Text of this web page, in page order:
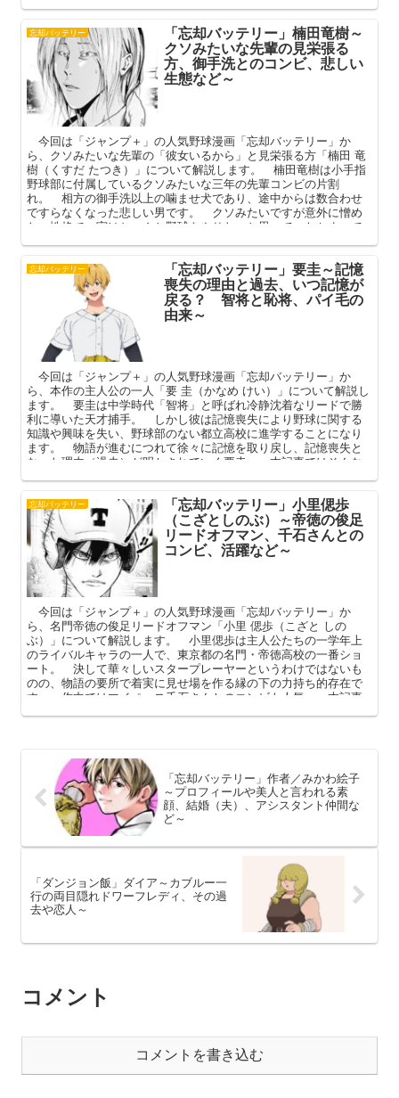
忘却バッテリー 「忘却バッテリー」楠田竜樹～
クソみたいな先輩の見栄張る
方、御手洗とのコンビ、悲しい
生態など～
今回は「ジャンプ＋」の人気野球漫画「忘却バッテリー」か
ら、クソみたいな先輩の「彼女いるから」と見栄張る方「楠田 竜
樹（くすだ たつき）」について解説します。 楠田竜樹は小手指
野球部に付属しているクソみたいな三年の先輩コンビの片割
れ。 相方の御手洗以上の噛ませ犬であり、途中からは数合わせ
ですらなくなった悲しい男です。 クソみたいですが意外に憎め
ない性格で、実はちゃんと野球をやりたいと思っていたかまって
忘却バッテリー 「忘却バッテリー」要圭～記憶
喪失の理由と過去、いつ記憶が
戻る？ 智将と恥将、パイ毛の
由来～
今回は「ジャンプ＋」の人気野球漫画「忘却バッテリー」か
ら、本作の主人公の一人「要 圭（かなめ けい）」について解説し
ます。 要圭は中学時代「智将」と呼ばれ冷静沈着なリードで勝
利に導いた天才捕手。 しかし彼は記憶喪失により野球に関する
知識や興味を失い、野球部のない都立高校に進学することになり
ます。 物語が進むにつれて徐々に記憶を取り戻し、記憶喪失と
なった理由（過去）が明かされていく要圭。 本記事ではそんな
忘却バッテリー 「忘却バッテリー」小里偲歩
（こざとしのぶ）～帝徳の俊足
リードオフマン、千石さんとの
コンビ、活躍など～
今回は「ジャンプ＋」の人気野球漫画「忘却バッテリー」か
ら、名門帝徳の俊足リードオフマン「小里 偲歩（こざと しの
ぶ）」について解説します。 小里偲歩は主人公たちの一学年上
のライバルキャラの一人で、東京都の名門・帝徳高校の一番ショ
ート。 決して華々しいスタープレーヤーというわけではないも
のの、物語の要所で着実に見せ場を作る縁の下の力持ち的存在で
す。 作中ではマイペース千石さんとのコンビも人気。 本記事
「忘却バッテリー」作者／みかわ絵子
～プロフィールや美人と言われる素
顔、結婚（夫）、アシスタント仲間な
ど～
「ダンジョン飯」ダイア～カブルー一
行の両目隠れドワーフレディ、その過
去や恋人～
コメント
コメントを書き込む